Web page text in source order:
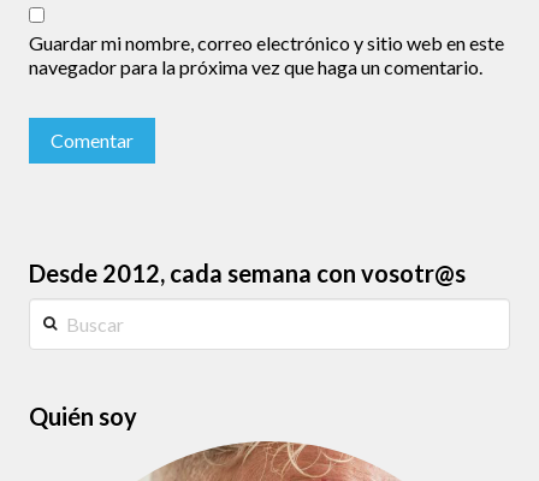
Guardar mi nombre, correo electrónico y sitio web en este
navegador para la próxima vez que haga un comentario.
Desde 2012, cada semana con vosotr@s
Buscar
Quién soy